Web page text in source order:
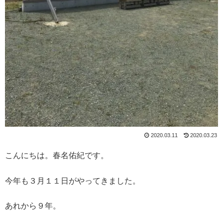
2020.03.11 2020.03.23
こんにちは。春名佑紀です。
今年も３月１１日がやってきました。
あれから９年。